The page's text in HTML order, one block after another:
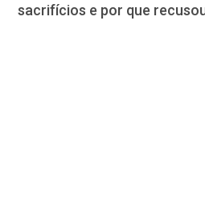
sacrifícios e por que